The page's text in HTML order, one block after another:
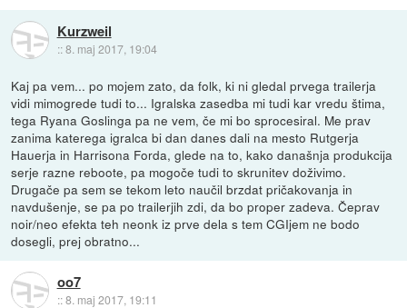
Kurzweil
::8. maj 2017, 19:04
Kaj pa vem... po mojem zato, da folk, ki ni gledal prvega trailerja
vidi mimogrede tudi to... Igralska zasedba mi tudi kar vredu štima,
tega Ryana Goslinga pa ne vem, če mi bo sprocesiral. Me prav
zanima katerega igralca bi dan danes dali na mesto Rutgerja
Hauerja in Harrisona Forda, glede na to, kako današnja produkcija
serje razne reboote, pa mogoče tudi to skrunitev doživimo.
Drugače pa sem se tekom leto naučil brzdat pričakovanja in
navdušenje, se pa po trailerjih zdi, da bo proper zadeva. Čeprav
noir/neo efekta teh neonk iz prve dela s tem CGIjem ne bodo
dosegli, prej obratno...
oo7
::8. maj 2017, 19:11